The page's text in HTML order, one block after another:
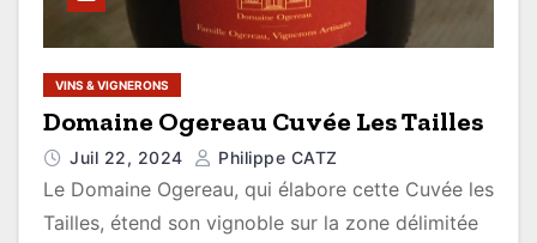
VINS & VIGNERONS
Domaine Ogereau Cuvée Les Tailles
Juil 22, 2024 Philippe CATZ
Le Domaine Ogereau, qui élabore cette Cuvée les
Tailles, étend son vignoble sur la zone délimitée